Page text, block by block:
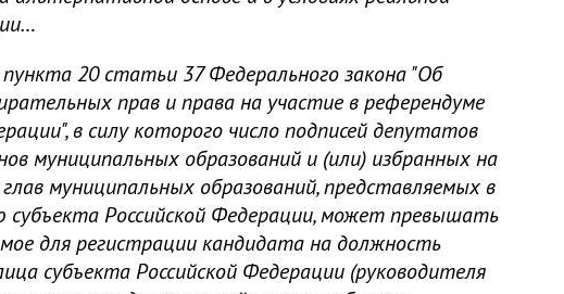
20 статьи 37 Федерального закона "Об
прав и права на участие в референдуме
в силу которого число подписей депутатов
муниципальных образований и (или) избранных на
муниципальных образований, представляемых в
субъекта Российской Федерации, может превышать
для регистрации кандидата на должность
субъекта Российской Федерации (руководителя